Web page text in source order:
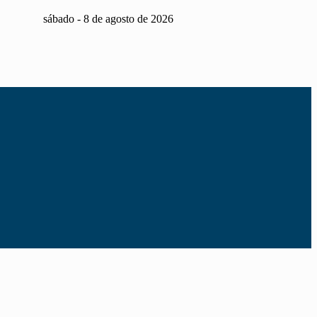
sábado - 8 de agosto de 2026